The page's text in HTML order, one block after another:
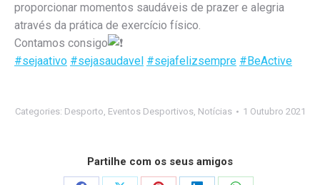
proporcionar momentos saudáveis de prazer e alegria
através da prática de exercício físico.
Contamos consigo
#sejaativo #sejasaudavel #sejafelizsempre #BeActive
Categories: Desporto, Eventos Desportivos, Notícias 1 Outubro 2021
Partilhe com os seus amigos